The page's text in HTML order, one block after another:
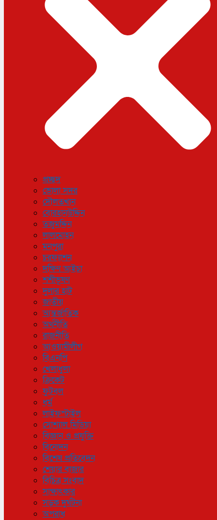
লাইফস্টাইল
সোশ্যাল মিডিয়া
বিজ্ঞান ও প্রযুক্তি
বিশেষ প্রতিবেদন
শেয়ার বাজার
বিচিত্র সংবাদ
সাক্ষাৎকার
সড়ক দুর্ঘটনা
অপরাধ
প্রচ্ছদ
ভোলা সদর
দৌলতখান
বোরহানউদ্দিন
তজুমদ্দিন
লালমোহন
মনপুরা
চরফ্যাশন
দক্ষিণ আইচা
শশীভূষণ
দুলার হাট
জাতীয়
আন্তর্জাতিক
অর্থনীতি
রাজনীতি
আওয়ামীলীগ
বিএনপি
খেলাধুলা
ক্রিকেট
ফুটবল
ধর্ম
লাইফস্টাইল
সোশ্যাল মিডিয়া
বিজ্ঞান ও প্রযুক্তি
বিনোদন
বিশেষ প্রতিবেদন
শেয়ার বাজার
বিচিত্র সংবাদ
সাক্ষাৎকার
সড়ক দুর্ঘটনা
অপরাধ